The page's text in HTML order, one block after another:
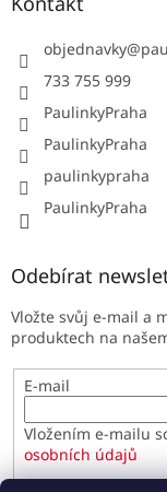
objednavky@
733 755 999
PaulinkyPraha
PaulinkyPraha
paulinkypraha
PaulinkyPraha
Odebírat
Vložte svůj e-mail a
produktech na
E-mail
Vložením e-mailu
osobních údajů